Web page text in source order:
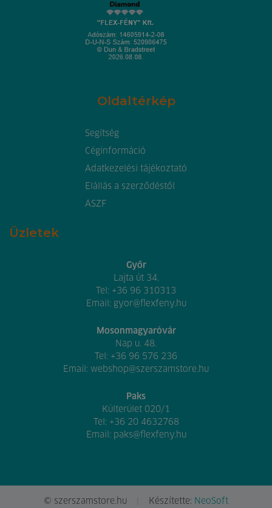
Oldaltérkép
Segítség
Céginformáció
Adatkezelési tájékoztató
Elállás a szerződéstől
ÁSZF
Üzletek
Győr
Lajta út 34.
Tel: +36 96 310313
Email: gyor@flexfeny.hu
Mosonmagyaróvár
Nap u. 48.
Tel: +36 96 576 236
Email: webshop@szerszamstore.hu
Paks
Külterület 020/1
Tel: +36 20 4632768
Email: paks@flexfeny.hu
© szerszamstore.hu Készítette: NeoSoft